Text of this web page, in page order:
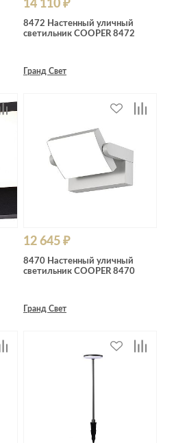
14 110 ₽
8472 Настенный уличный
светильник COOPER 8472
Гранд Свет
12 645 ₽
8470 Настенный уличный
светильник COOPER 8470
Гранд Свет